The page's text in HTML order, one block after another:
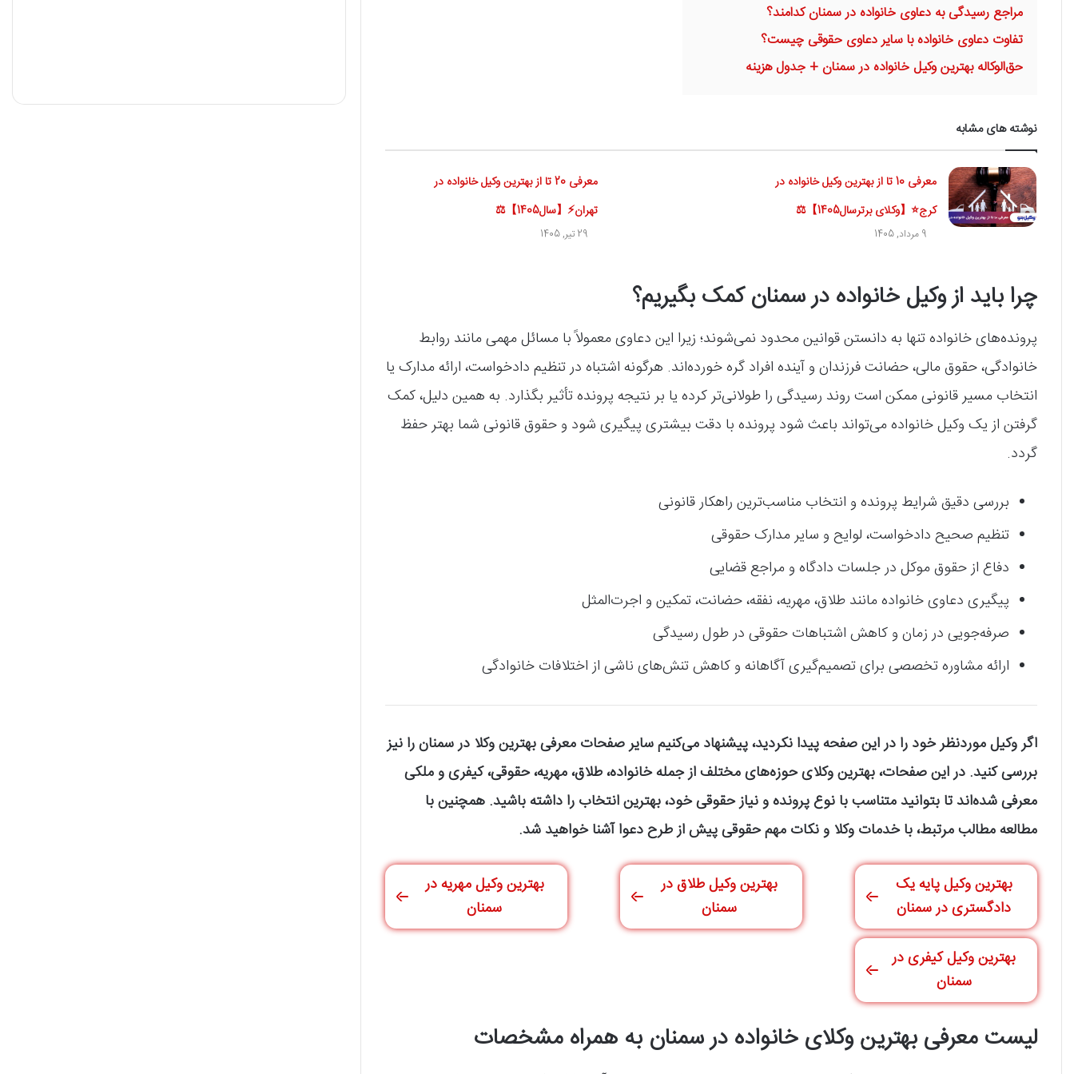
مراجع رسیدگی به دعاوی خانواده در سمنان کدامند؟
تفاوت دعاوی خانواده با سایر دعاوی حقوقی چیست؟
حق‌الوکاله بهترین وکیل خانواده در سمنان + جدول هزینه
نوشته های مشابه
معرفی 10 تا از بهترین وکیل خانواده در
کرج⭐【وکلای برترسال1405】⚖️
9 مرداد, 1405
معرفی 20 تا از بهترین وکیل خانواده در
تهران⚡【سال1405】⚖️
29 تیر, 1405
چرا باید از وکیل خانواده در سمنان کمک بگیریم؟
پرونده‌های خانواده تنها به دانستن قوانین محدود نمی‌شوند؛ زیرا این دعاوی معمولاً با مسائل مهمی مانند روابط
خانوادگی، حقوق مالی، حضانت فرزندان و آینده افراد گره خورده‌اند. هرگونه اشتباه در تنظیم دادخواست، ارائه مدارک یا
انتخاب مسیر قانونی ممکن است روند رسیدگی را طولانی‌تر کرده یا بر نتیجه پرونده تأثیر بگذارد. به همین دلیل، کمک
گرفتن از یک وکیل خانواده می‌تواند باعث شود پرونده با دقت بیشتری پیگیری شود و حقوق قانونی شما بهتر حفظ
گردد.
بررسی دقیق شرایط پرونده و انتخاب مناسب‌ترین راهکار قانونی
تنظیم صحیح دادخواست، لوایح و سایر مدارک حقوقی
دفاع از حقوق موکل در جلسات دادگاه و مراجع قضایی
پیگیری دعاوی خانواده مانند طلاق، مهریه، نفقه، حضانت، تمکین و اجرت‌المثل
صرفه‌جویی در زمان و کاهش اشتباهات حقوقی در طول رسیدگی
ارائه مشاوره تخصصی برای تصمیم‌گیری آگاهانه و کاهش تنش‌های ناشی از اختلافات خانوادگی
اگر وکیل موردنظر خود را در این صفحه پیدا نکردید، پیشنهاد می‌کنیم سایر صفحات معرفی بهترین وکلا در سمنان را نیز
بررسی کنید. در این صفحات، بهترین وکلای حوزه‌های مختلف از جمله خانواده، طلاق، مهریه، حقوقی، کیفری و ملکی
معرفی شده‌اند تا بتوانید متناسب با نوع پرونده و نیاز حقوقی خود، بهترین انتخاب را داشته باشید. همچنین با
مطالعه مطالب مرتبط، با خدمات وکلا و نکات مهم حقوقی پیش از طرح دعوا آشنا خواهید شد.
بهترین وکیل پایه یک
دادگستری در سمنان
بهترین وکیل طلاق در
سمنان
بهترین وکیل مهریه در
سمنان
بهترین وکیل کیفری در
سمنان
لیست معرفی بهترین وکلای خانواده در سمنان به همراه مشخصات